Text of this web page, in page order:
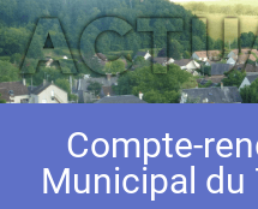
Compte-
Municipal du